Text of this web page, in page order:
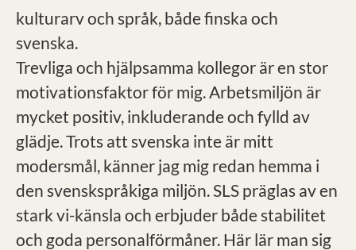
kulturarv och språk, både finska och
svenska.
Trevliga och hjälpsamma kollegor är en stor
motivationsfaktor för mig. Arbetsmiljön är
mycket positiv, inkluderande och fylld av
glädje. Trots att svenska inte är mitt
modersmål, känner jag mig redan hemma i
den svenskspråkiga miljön. SLS präglas av en
stark vi-känsla och erbjuder både stabilitet
och goda personalförmåner. Här lär man sig